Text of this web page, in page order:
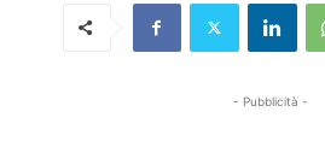
- Pubblicità -